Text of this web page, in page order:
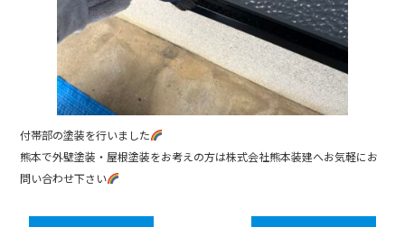
付帯部の塗装を行いました
熊本で外壁塗装・屋根塗装をお考えの方は株式会社熊本装建へお気軽にお
問い合わせ下さい